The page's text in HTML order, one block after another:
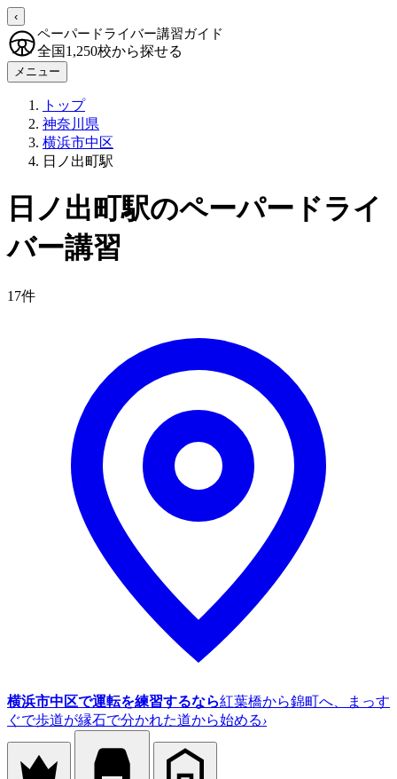
‹
ペーパードライバー講習ガイド
全国1,250校から探せる
メニュー
トップ
神奈川県
横浜市中区
日ノ出町駅
日ノ出町駅のペーパードライ
バー講習
17件
横浜市中区で運転を練習するなら紅葉橋から錦町へ、まっす
ぐで歩道が縁石で分かれた道から始める›